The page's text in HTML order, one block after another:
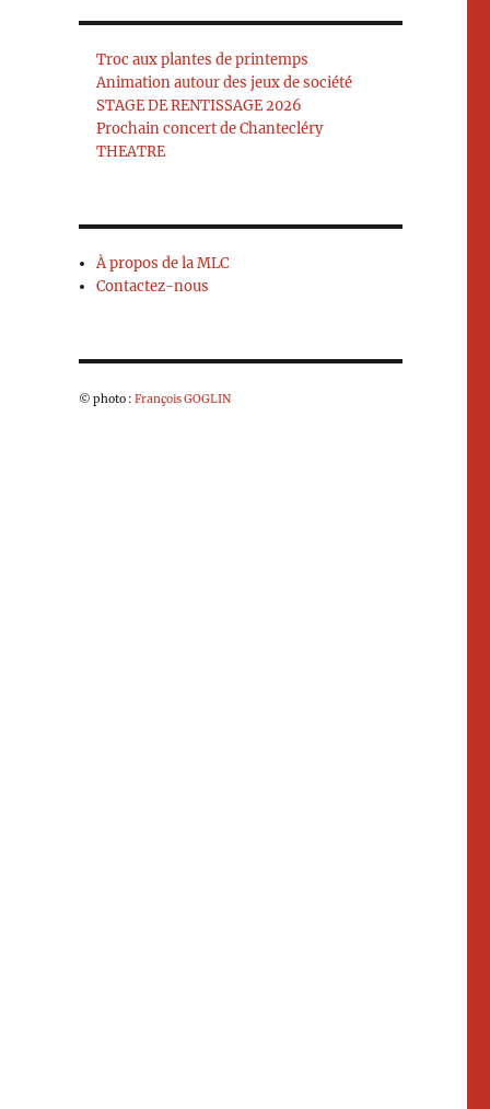
Troc aux plantes de printemps
Animation autour des jeux de société
STAGE DE RENTISSAGE 2026
Prochain concert de Chantecléry
THEATRE
À propos de la MLC
Contactez-nous
© photo : François GOGLIN